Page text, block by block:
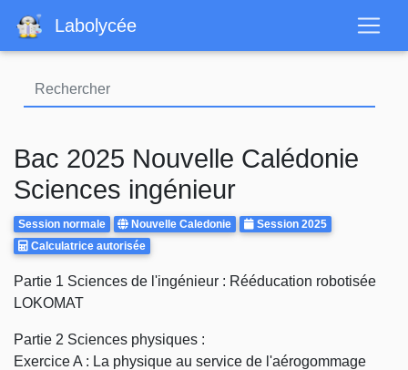
contenu
Labolycée
Bac 2025 Nouvelle Calédonie
Sciences ingénieur
Rattrapages
Session normale
Centre
d'examen
Nouvelle Caledonie Annee
Session 2025
Calculatrice
Calculatrice autorisée
Body
Partie 1 Sciences de l'ingénieur : Rééducation robotisée
LOKOMAT
Partie 2 Sciences physiques :
Exercice A : La physique au service de l'aérogommage